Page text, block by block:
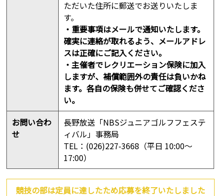
ただいた住所に郵送でお送りいたしま
す。
・重要事項はメールで通知いたします。
確実に連絡が取れるよう、メールアドレ
スは正確にご記入ください。
・主催者でレクリエーション保険に加入
しますが、補償範囲外の責任は負いかね
ます。各自の保険も併せてご確認くださ
い。
お問い合わ
せ
長野放送「NBSジュニアゴルフフェステ
ィバル」事務局
TEL：(026)227-3668（平日 10:00～
17:00）
競技の部は定員に達したため応募を終了いたしました